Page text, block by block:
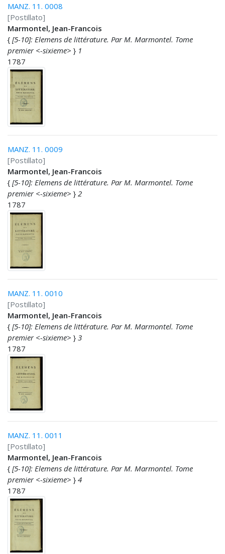
MANZ. 11. 0008
[Postillato]
Marmontel, Jean-Francois
{ [5-10]: Elemens de littérature. Par M. Marmontel. Tome
premier <-sixieme> } 1
1787
MANZ. 11. 0009
[Postillato]
Marmontel, Jean-Francois
{ [5-10]: Elemens de littérature. Par M. Marmontel. Tome
premier <-sixieme> } 2
1787
MANZ. 11. 0010
[Postillato]
Marmontel, Jean-Francois
{ [5-10]: Elemens de littérature. Par M. Marmontel. Tome
premier <-sixieme> } 3
1787
MANZ. 11. 0011
[Postillato]
Marmontel, Jean-Francois
{ [5-10]: Elemens de littérature. Par M. Marmontel. Tome
premier <-sixieme> } 4
1787